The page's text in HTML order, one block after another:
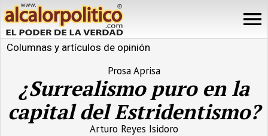
Columnas y artículos de opinión
Prosa Aprisa
¿Surrealismo puro en la
capital del Estridentismo?
Arturo Reyes Isidoro